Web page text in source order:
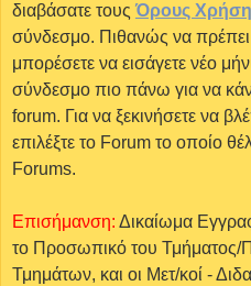
διαβάσατε τους Όρους
σύνδεσμο. Πιθανώς να
μπορέσετε να εισάγετε νέο
σύνδεσμο πιο πάνω για να
forum. Για να ξεκινήσετε να
επιλέξτε το Forum το οποίο
Forums.
Επισήμανση: Δικαίωμα
το Προσωπικό του
Τμημάτων, και οι Μετ/κοί -